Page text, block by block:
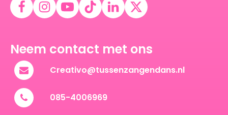
Neem contact met ons
Creativo@tussenzangendans.nl
085-4006969